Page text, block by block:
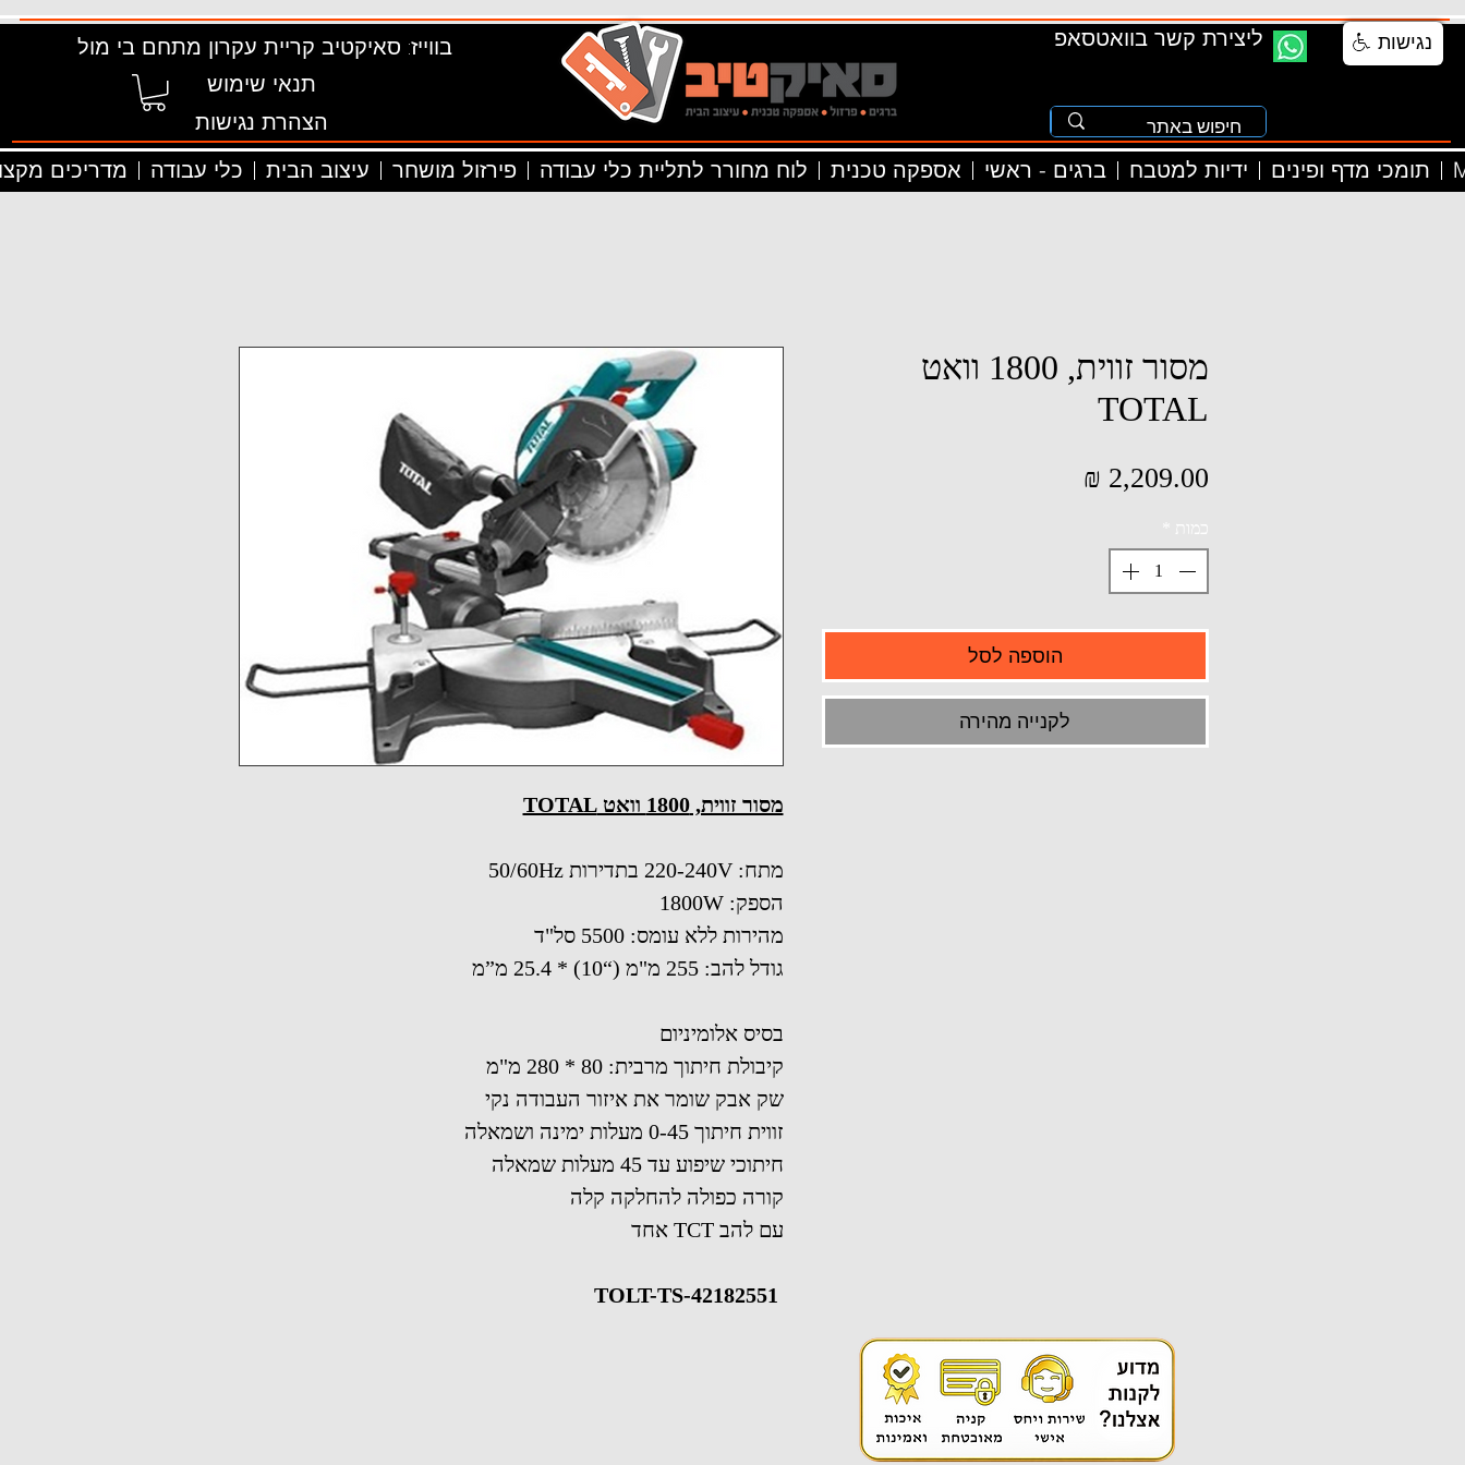
בווייז: סאיקטיב קריית עקרון מתחם בי מול
תנאי שימוש
הצהרת נגישות
ליצירת קשר בוואטסאפ
מדריכים כלי עבודה עיצוב הבית פירזול מושחר לוח מחורר לתליית כלי עבודה אספקה טכנית ברגים - ראשי ידיות למטבח תומכי מדף ופינים
מסור זווית, 1800 וואט TOTAL
מתח: 220-240V בתדירות 50/60Hz
הספק: 1800W
מהירות ללא עומס: 5500 סל"ד
גודל להב: 255 מ"מ (“10) * 25.4 מ”מ
בסיס אלומיניום
קיבולת חיתוך מרבית: 80 * 280 מ"מ
שק אבק שומר את איזור העבודה נקי
זווית חיתוך 0-45 מעלות ימינה ושמאלה
חיתוכי שיפוע עד 45 מעלות שמאלה
קורה כפולה להחלקה קלה
עם להב TCT אחד
מסור זווית, 1800 וואט
TOTAL
כמות
הוספה לסל
לקנייה מהירה
נגישות